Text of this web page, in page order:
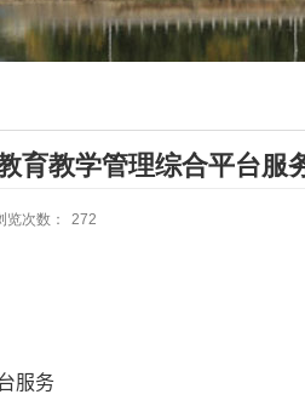
育教学管理综合平台服
览次数： 272
服务